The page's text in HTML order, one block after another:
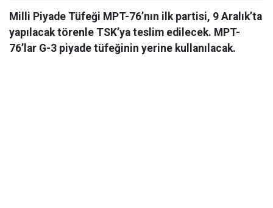
Milli Piyade Tüfeği MPT-76’nın ilk partisi, 9 Aralık’ta
yapılacak törenle TSK’ya teslim edilecek. MPT-
76’lar G-3 piyade tüfeğinin yerine kullanılacak.